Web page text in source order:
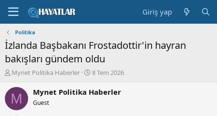
Giriş yap
Politika
İzlanda Başbakanı Frostadottir'in hayran
bakışları gündem oldu
K
n
b
u
Mynet Politika Haberler
B
ş
8 Tem 2026
M Mynet Politika Haberler
Guest